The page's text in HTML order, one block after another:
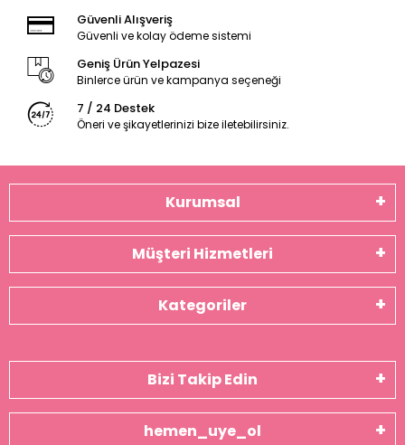
Güvenli Alışveriş
Güvenli ve kolay ödeme sistemi
Geniş Ürün Yelpazesi
Binlerce ürün ve kampanya seçeneği
7 / 24 Destek
Öneri ve şikayetlerinizi bize iletebilirsiniz.
Kurumsal
Müşteri Hizmetleri
Kategoriler
Bizi Takip Edin
hemen_uye_ol